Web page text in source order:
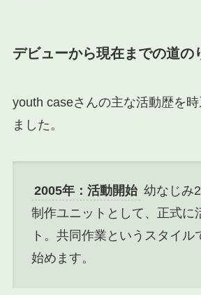
デビューから現在までの道の
youth caseさんの主な活動歴を
ました。
2005年：活動開始 幼なじみ
制作ユニットとして、正式に
ト。共同作業というスタイル
始めます。